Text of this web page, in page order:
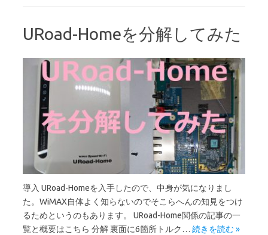
URoad-Homeを分解してみた
導入 URoad-Homeを入手したので、中身が気になりまし
た。WiMAX自体よく知らないのでそこらへんの知見をつけ
るためというのもあります。 URoad-Home関係の記事の一
覧と概要はこちら 分解 裏面に6箇所トルク… 続きを読む »